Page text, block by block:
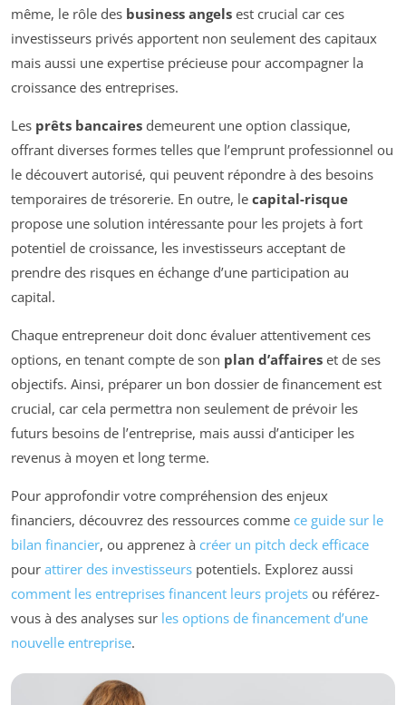
même, le rôle des business angels est crucial car ces
investisseurs privés apportent non seulement des capitaux
mais aussi une expertise précieuse pour accompagner la
croissance des entreprises.
Les prêts bancaires demeurent une option classique,
offrant diverses formes telles que l’emprunt professionnel ou
le découvert autorisé, qui peuvent répondre à des besoins
temporaires de trésorerie. En outre, le capital-risque
propose une solution intéressante pour les projets à fort
potentiel de croissance, les investisseurs acceptant de
prendre des risques en échange d’une participation au
capital.
Chaque entrepreneur doit donc évaluer attentivement ces
options, en tenant compte de son plan d’affaires et de ses
objectifs. Ainsi, préparer un bon dossier de financement est
crucial, car cela permettra non seulement de prévoir les
futurs besoins de l’entreprise, mais aussi d’anticiper les
revenus à moyen et long terme.
Pour approfondir votre compréhension des enjeux
financiers, découvrez des ressources comme ce guide sur le
bilan financier, ou apprenez à créer un pitch deck efficace
pour attirer des investisseurs potentiels. Explorez aussi
comment les entreprises financent leurs projets ou référez-
vous à des analyses sur les options de financement d’une
nouvelle entreprise.